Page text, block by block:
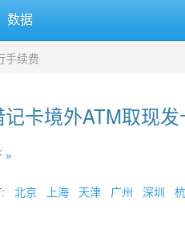
数据
手续费
卡境外ATM取现
»
北京 上海 天津 广州 深圳